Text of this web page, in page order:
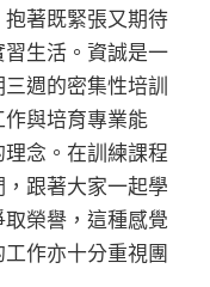
著既緊張又期待
生活。資誠是一
週的密集性培訓
與培育專業能
念。在訓練課程
跟著大家一起學
榮譽，這種感覺
作亦十分重視團